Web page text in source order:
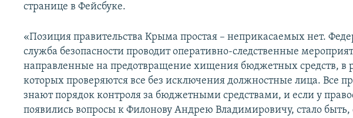
странице в Фейсбуке.
«Позиция правительства Крыма простая – неприкасаемых нет.
служба безопасности проводит оперативно-следственные
направленные на предотвращение хищения бюджетных средств, в
которых проверяются все без исключения должностные лица. Все
знают порядок контроля за бюджетными средствами, и если у
появились вопросы к Филонову Андрею Владимировичу, стало быть,